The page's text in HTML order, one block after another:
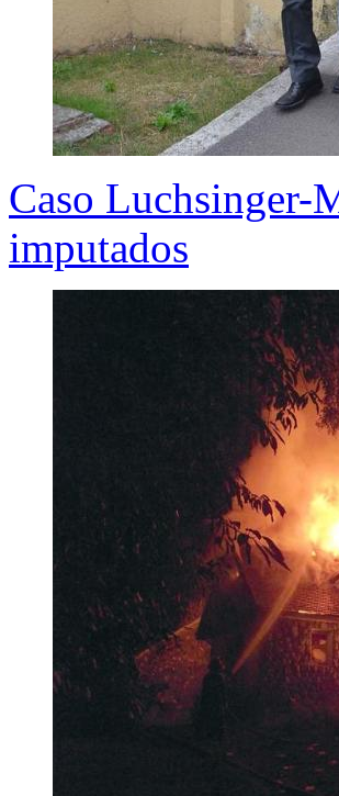
Caso Luchsinger-
imputados